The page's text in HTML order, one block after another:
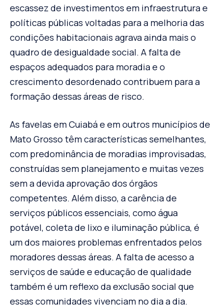
escassez de investimentos em infraestrutura e
políticas públicas voltadas para a melhoria das
condições habitacionais agrava ainda mais o
quadro de desigualdade social. A falta de
espaços adequados para moradia e o
crescimento desordenado contribuem para a
formação dessas áreas de risco.
As favelas em Cuiabá e em outros municípios de
Mato Grosso têm características semelhantes,
com predominância de moradias improvisadas,
construídas sem planejamento e muitas vezes
sem a devida aprovação dos órgãos
competentes. Além disso, a carência de
serviços públicos essenciais, como água
potável, coleta de lixo e iluminação pública, é
um dos maiores problemas enfrentados pelos
moradores dessas áreas. A falta de acesso a
serviços de saúde e educação de qualidade
também é um reflexo da exclusão social que
essas comunidades vivenciam no dia a dia.